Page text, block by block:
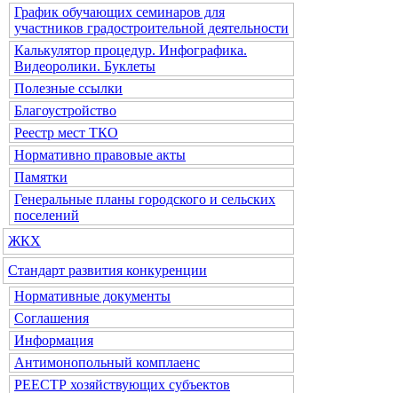
График обучающих семинаров для
участников градостроительной деятельности
Калькулятор процедур. Инфографика.
Видеоролики. Буклеты
Полезные ссылки
Благоустройство
Реестр мест ТКО
Нормативно правовые акты
Памятки
Генеральные планы городского и сельских
поселений
ЖКХ
Стандарт развития конкуренции
Нормативные документы
Соглашения
Информация
Антимонопольный комплаенс
РЕЕСТР хозяйствующих субъектов